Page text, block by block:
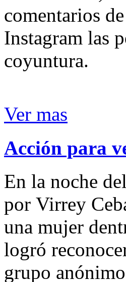
comentarios
Instagram las
coyuntura.
Ver mas
Acción para
En la noche
por Virrey
una mujer
logró
grupo